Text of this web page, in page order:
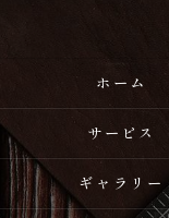
ホーム
サービス
ギャラリー